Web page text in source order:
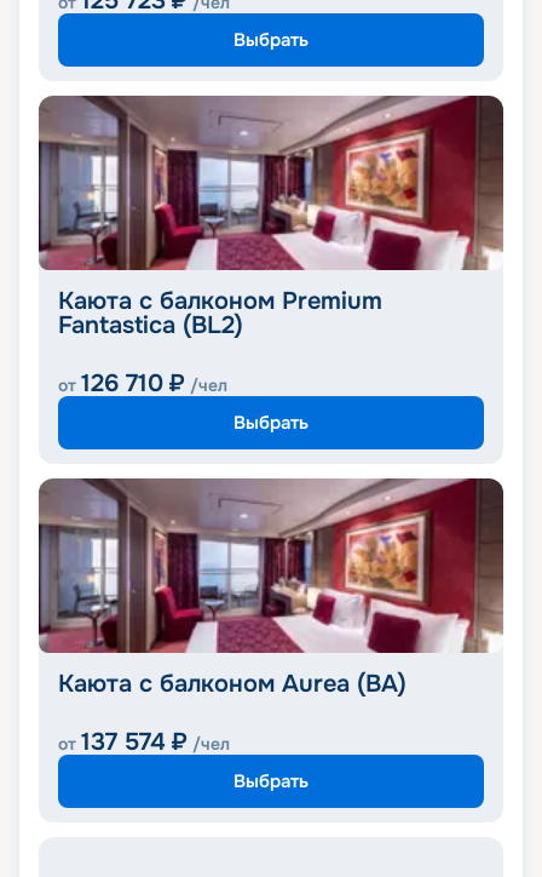
Выбрать
Каюта с балконом Premium
Fantastica (BL2)
от 126 710 ₽ /чел
Выбрать
Каюта с балконом Aurea (BA)
от 137 574 ₽ /чел
Выбрать